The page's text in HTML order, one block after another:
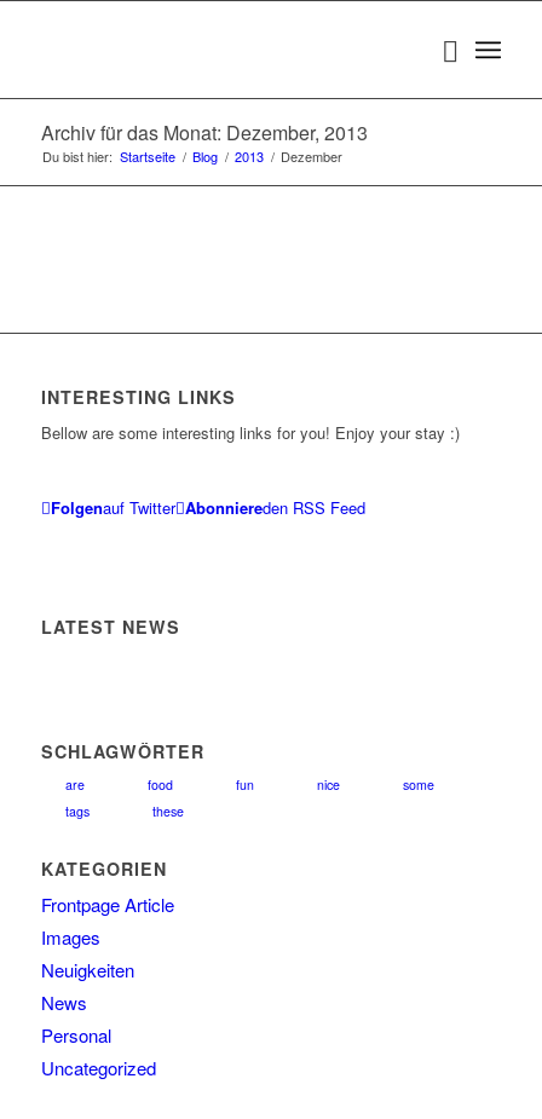
Archiv für das Monat: Dezember, 2013
Du bist hier: Startseite / Blog / 2013 / Dezember
INTERESTING LINKS
Bellow are some interesting links for you! Enjoy your stay :)
Folgenauf Twitter Abonniereden RSS Feed
LATEST NEWS
SCHLAGWÖRTER
are food fun nice
some
tags
these
KATEGORIEN
Frontpage Article
Images
Neuigkeiten
News
Personal
Uncategorized